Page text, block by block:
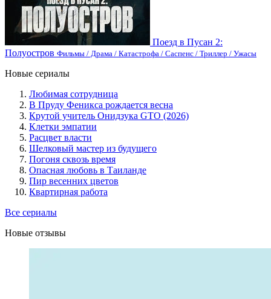
Поезд в Пусан 2:
Полуостров Фильмы / Драма / Катастрофа / Саспенс / Триллер / Ужасы
Новые сериалы
Любимая сотрудница
В Пруду Феникса рождается весна
Крутой учитель Онидзука GTO (2026)
Клетки эмпатии
Расцвет власти
Шелковый мастер из будущего
Погоня сквозь время
Опасная любовь в Таиланде
Пир весенних цветов
Квартирная работа
Все сериалы
Новые отзывы